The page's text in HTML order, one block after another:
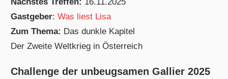
Gastgeber:Was liest Lisa
Zum Thema: Das dunkle Kapitel
Der Zweite Weltkrieg in Österreich
Challenge der unbeugsamen Gallier 2025